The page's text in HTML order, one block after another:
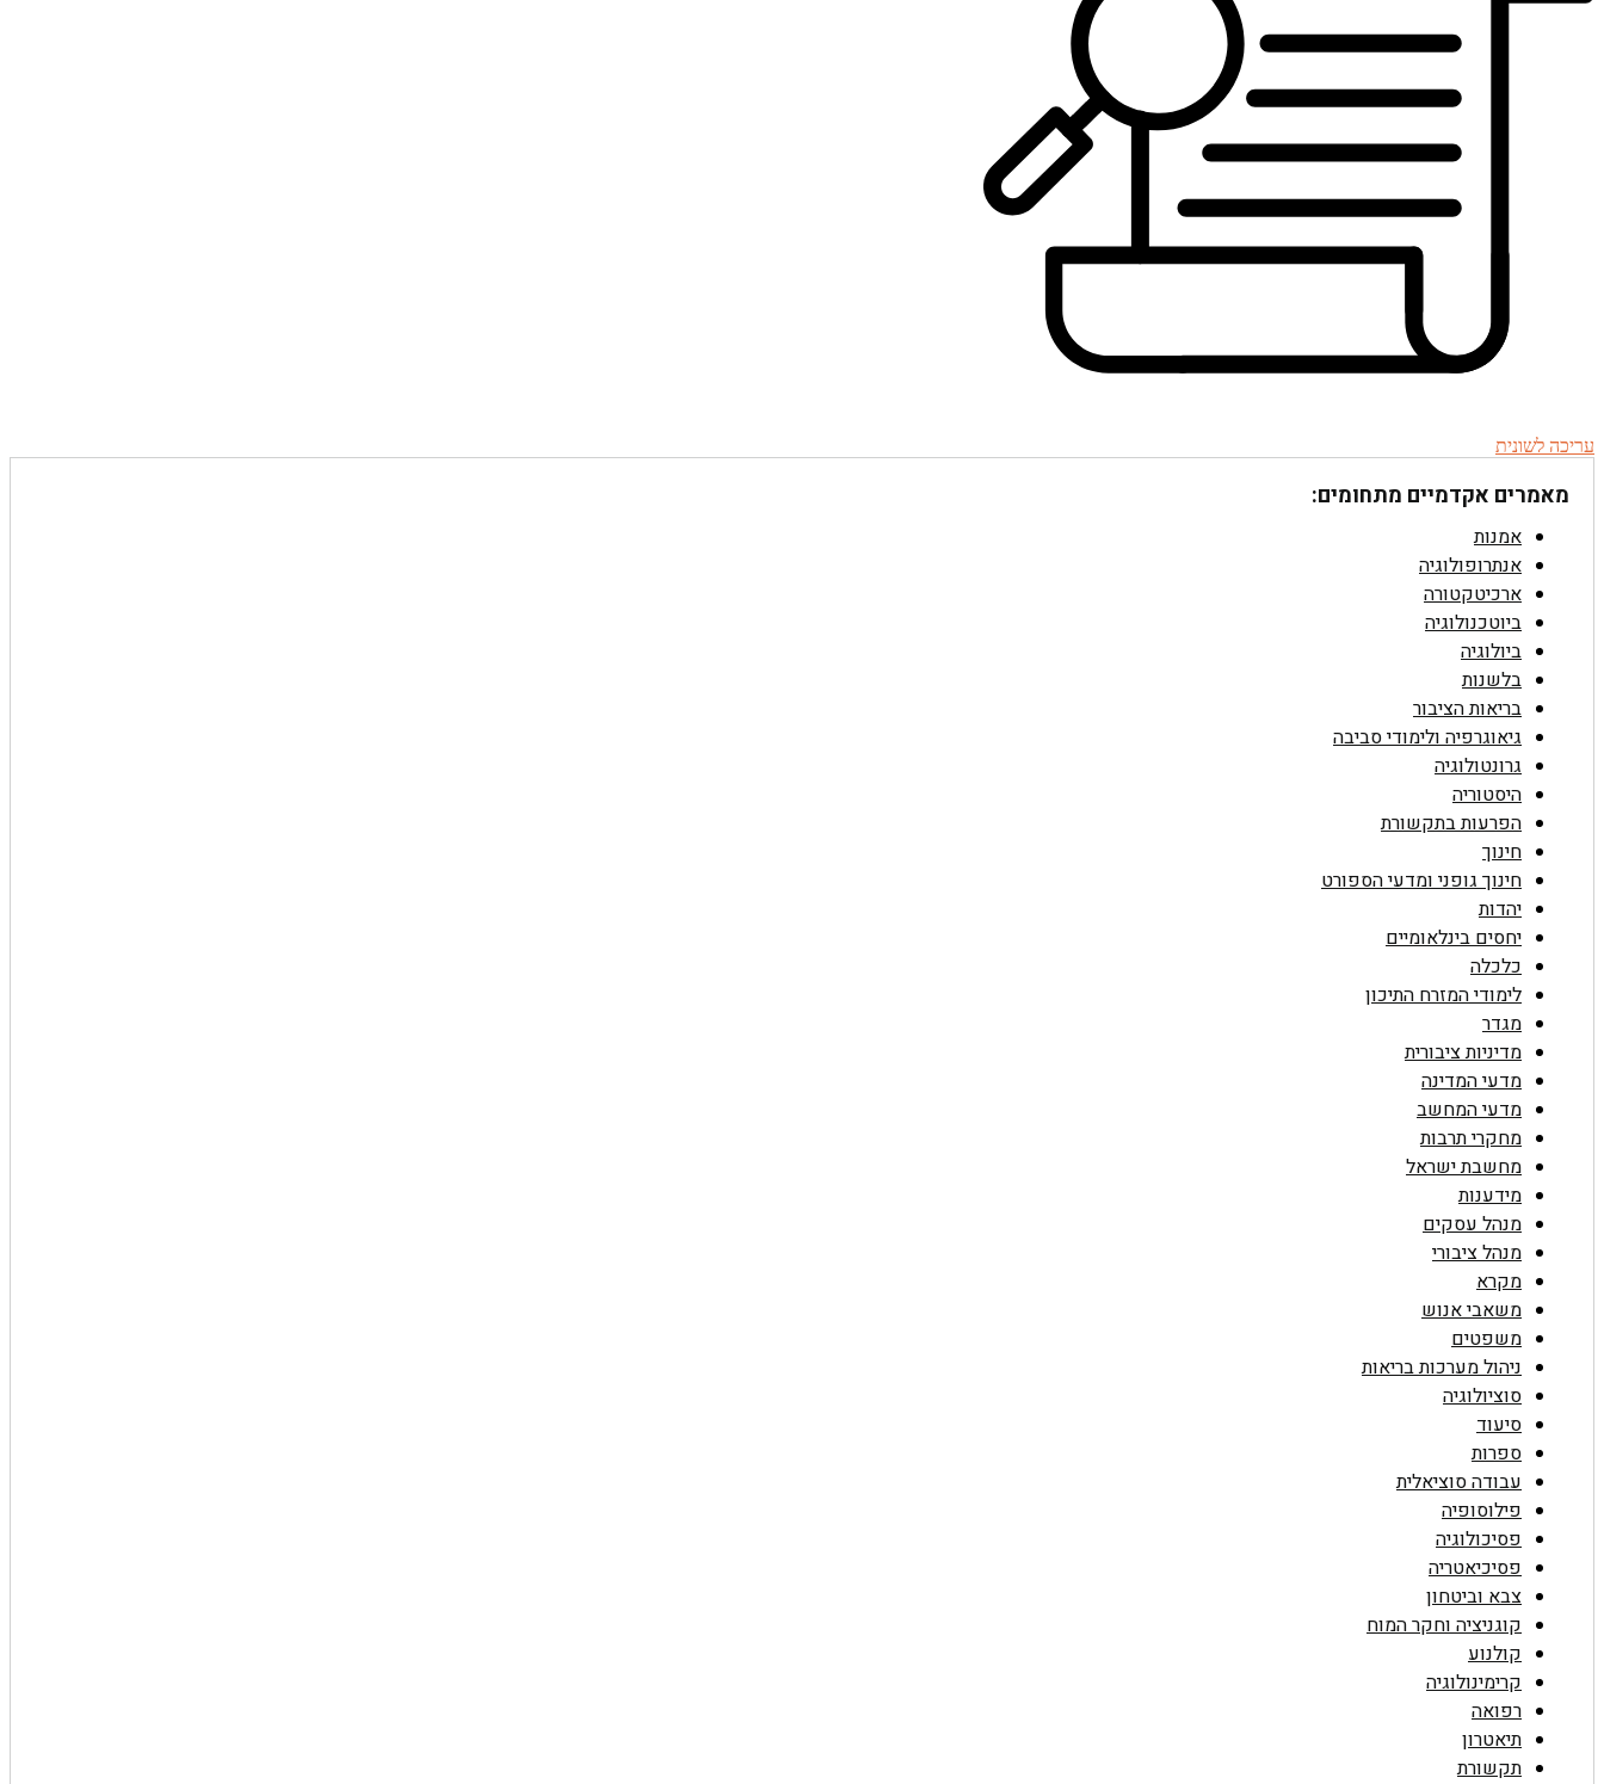
עריכה לשונית
מאמרים אקדמיים מתחומים:
אמנות
אנתרופולוגיה
ארכיטקטורה
ביוטכנולוגיה
ביולוגיה
בלשנות
בריאות הציבור
גיאוגרפיה ולימודי סביבה
גרונטולוגיה
היסטוריה
הפרעות בתקשורת
חינוך
חינוך גופני ומדעי הספורט
יהדות
יחסים בינלאומיים
כלכלה
לימודי המזרח התיכון
מגדר
מדיניות ציבורית
מדעי המדינה
מדעי המחשב
מחקרי תרבות
מחשבת ישראל
מידענות
מנהל עסקים
מנהל ציבורי
מקרא
משאבי אנוש
משפטים
ניהול מערכות בריאות
סוציולוגיה
סיעוד
ספרות
עבודה סוציאלית
פילוסופיה
פסיכולוגיה
פסיכיאטריה
צבא וביטחון
קוגניציה וחקר המוח
קולנוע
קרימינולוגיה
רפואה
תיאטרון
תקשורת